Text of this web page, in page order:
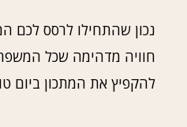
נכון שהתחילו לרסס לכם
חוויה מדהימה שכל
להקפיץ את המתכון ביום